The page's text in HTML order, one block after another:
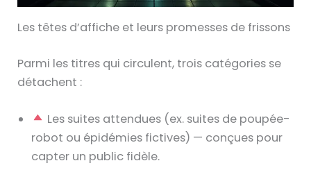
Les têtes d’affiche et leurs promesses de frissons
Parmi les titres qui circulent, trois catégories se
détachent :
Les suites attendues (ex. suites de poupée-
robot ou épidémies fictives) — conçues pour
capter un public fidèle.